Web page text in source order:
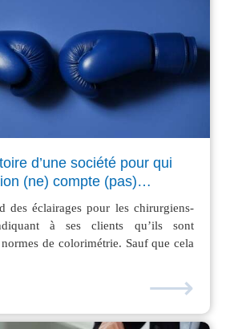
d’une société pour qui
(ne) compte (pas)…
des éclairages pour les chirurgiens-
à ses clients qu’ils sont
de colorimétrie. Sauf que cela
⟶